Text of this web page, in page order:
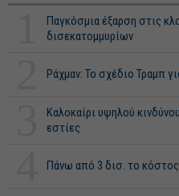
Παγκόσμια έξαρση στις
δισεκατομμυρίων
Ράχμαν: Το σχέδιο Τραμπ
Καλοκαίρι υψηλού
εστίες
Πάνω από 3 δισ. το